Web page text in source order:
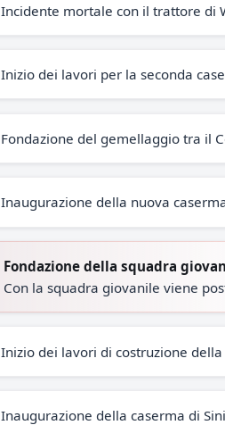
Incidente mortale con il trattore di
Inizio dei lavori per la seconda
Fondazione del gemellaggio tra il
Inaugurazione della nuova
Fondazione della squadra
Con la squadra giovanile viene
Inizio dei lavori di costruzione
Inaugurazione della caserma di